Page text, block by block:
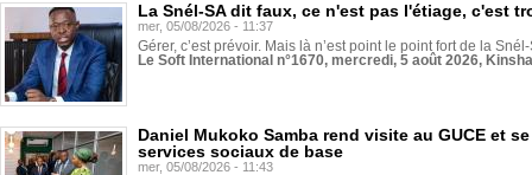
La Snél-SA dit faux, ce n'est pas l'étiage, c'est
mer, 05/08/2026 - 11:37
Gérer, c’est prévoir. Mais là n’est point le point fort de la
Le Soft International n°1670, mercredi, 5 août 2026,
Daniel Mukoko Samba rend visite au GUCE et
services sociaux de base
mer, 05/08/2026 - 11:43